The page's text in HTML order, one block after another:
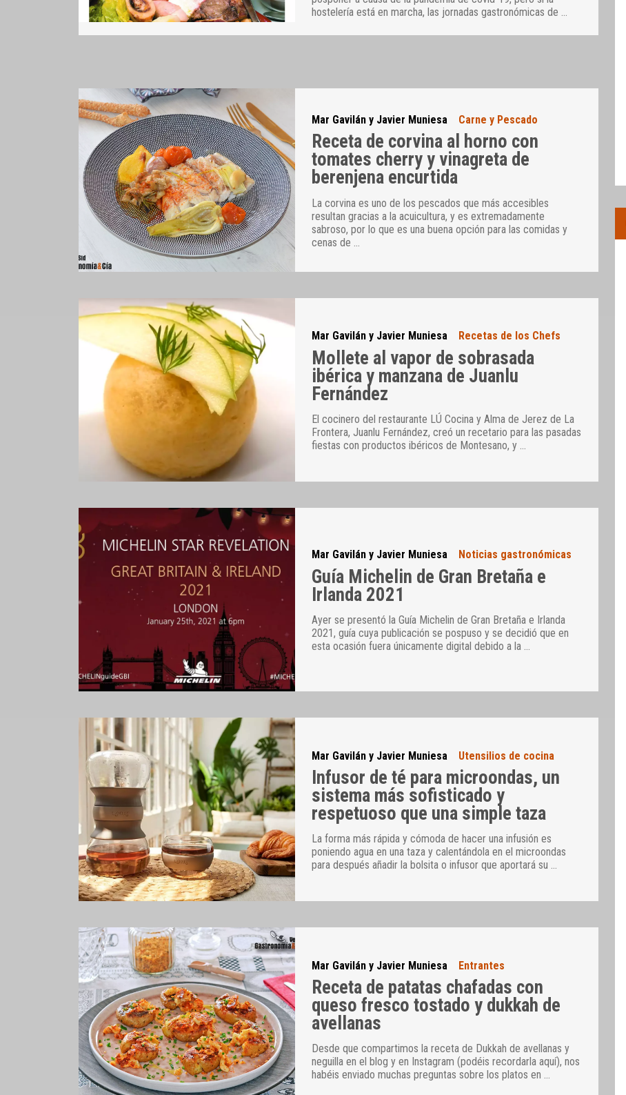
hostelería está en marcha, las jornadas gastronómicas de …
Mar Gavilán y Javier Muniesa Carne y Pescado
Receta de corvina al horno con
tomates cherry y vinagreta de
berenjena encurtida
La corvina es uno de los pescados que más accesibles
resultan gracias a la acuicultura, y es extremadamente
sabroso, por lo que es una buena opción para las comidas y
cenas de
Mar Gavilán y Javier Muniesa Recetas de los Chefs
Mollete al vapor de sobrasada
ibérica y manzana de Juanlu
Fernández
El cocinero del restaurante LÚ Cocina y Alma de Jerez de La
Frontera, Juanlu Fernández, creó un recetario para las pasadas
fiestas con productos ibéricos de Montesano, y …
Mar Gavilán y Javier Muniesa Noticias gastronómicas
Guía Michelin de Gran Bretaña e
Irlanda 2021
Ayer se presentó la Guía Michelin de Gran Bretaña e Irlanda
2021, guía cuya publicación se pospuso y se decidió que en
esta ocasión fuera únicamente digital debido a la …
Mar Gavilán y Javier Muniesa Utensilios de cocina
Infusor de té para microondas, un
sistema más sofisticado y
respetuoso que una simple taza
La forma más rápida y cómoda de hacer una infusión es
poniendo agua en una taza y calentándola en el microondas
para después añadir la bolsita o infusor que aportará su …
Mar Gavilán y Javier Muniesa Entrantes
Receta de patatas chafadas con
queso fresco tostado y dukkah de
avellanas
Desde que compartimos la receta de Dukkah de avellanas y
neguilla en el blog y en Instagram (podéis recordarla aquí), nos
habéis enviado muchas preguntas sobre los platos en …